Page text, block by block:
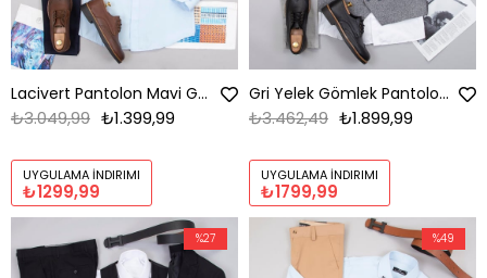
Lacivert Pantolon Mavi Gömlek Ayakkabı Kombin
₺1.399,99
₺3.049,99
UYGULAMA İNDIRIMI
₺1299,99
Gri Yelek Gömlek Pantolon Ayakkabı Kombin
₺1.899,99
₺3.462,49
UYGULAMA İNDIRIMI
₺1799,99
%27 %49